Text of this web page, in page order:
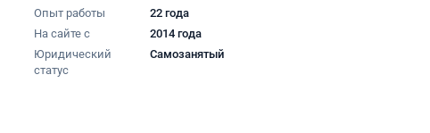
Опыт работы
22 года
На сайте с
2014 года
Юридический
статус
Самозанятый